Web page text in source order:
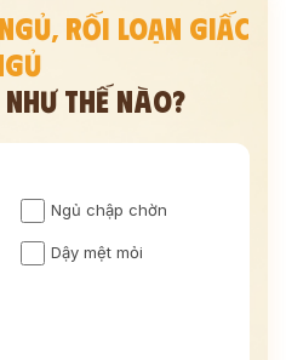
RỐI LOẠN GIẤC
THẾ NÀO?
Ngủ chập chờn
Dậy mệt mỏi